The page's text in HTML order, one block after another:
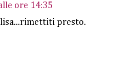
ore 14:35
presto.